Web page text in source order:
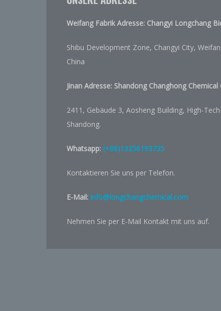
Weifang Fabrik Adresse: Changyi Longchang
Shibu Development Zone, Changyi City,
China
Jinan Adresse: Shandong Changhong Chemical
2411, Gebäude 3, Aosheng Building, High-
Shandong.
Whatsapp: (+86)13256193735
Kontaktieren Sie uns per Telefon.
E-Mail: info@longchangchemical.com
Nehmen Sie per E-Mail Kontakt mit uns auf.